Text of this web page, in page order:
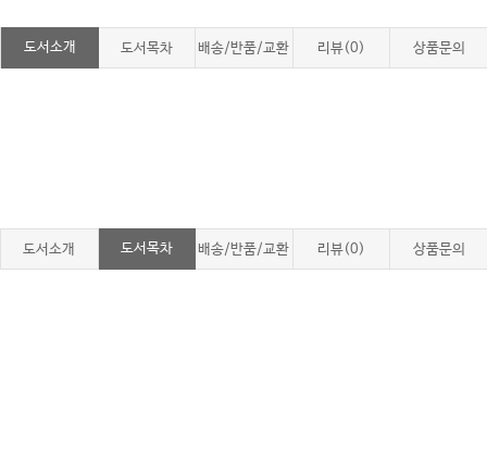
도서소개 도서목차 배송/반품/교환 리뷰(0) 상품문의
도서소개 도서목차 배송/반품/교환 리뷰(0) 상품문의